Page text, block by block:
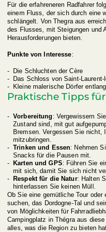
Für die erfahreneren Radfahrer
einem Fluss, der sich durch eine
schlängelt. Von Thegra aus
des Flusses, mit Steigungen und
Herausforderungen bieten.
Punkte von Interesse:
Die Schluchten der Cère
Das Schloss von Saint-Laurent-
Kleine malerische Dörfer
Praktische Tipps
Vorbereitung : Vergewissern
Zustand sind, mit gut
Bremsen. Vergessen Sie nicht,
mitzubringen.
Trinken und Essen: Nehmen
Snacks für die Pausen mit.
Karten und GPS: Führen Sie
mit sich, damit Sie sich nicht
Respekt für die Natur: Halten
hinterlassen Sie keinen Müll.
Ob Sie eine gemütliche Tour oder
suchen, das Dordogne-Tal und
von Möglichkeiten für
Campingplatz in Thégra aus
alles, was die Region zu bieten